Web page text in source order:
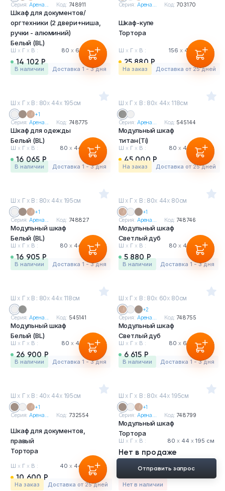
Серия:Арена... Код: 748911
Шкаф для документов/
оргтехники (2 двери+ниша,
ручки - алюминий)
Белый (BL)
Ш х Г х В : 80 х60 х80 см
14 102 Р
в наличии Доставка 1 - 3 дня
Серия: Арена... Код: 703170
Шкаф-купе
Тортора
Ш х Г х В : 156 х 40 х75 см
25 880 Р
На заказ Доставка от 25 дней
Ш х Г х В : 80х 44х 195см
+1
Серия:Арена... Код: 748775
Шкаф для одежды
Белый (BL)
Ш х Г х В : 80 х44 195 см
16 065 Р
в наличии Доставка 1 - 3 дня
Ш х Г х В : 80х 44х 118см
Серия: Арена... Код: 545144
Модульный шкаф
титан(Ti)
Ш х Г х В : 80 х 44 х118 см
45 000 Р
На заказ Доставка от 25 дней
Ш х Г х В : 80х 44х 195см
+1
Серия:Арена... Код: 748827
Модульный шкаф
Белый (BL)
Ш х Г х В : 80 х44 195 см
16 905 Р
в наличии Доставка 1 - 3 дня
Ш х Г х В : 80х 44х 80см
+1
Серия: Арена... Код: 748746
Модульный шкаф
Светлый дуб
Ш х Г х В : 80 х 44 х80 см
5 880 Р
в наличии Доставка 1 - 3 дня
Ш х Г х В : 80х 44х 118см
Серия:Арена... Код: 545141
Модульный шкаф
Белый (BL)
Ш х Г х В : 80 х44 х118 см
26 900 Р
в наличии Доставка 1 - 3 дня
Ш х Г х В : 80х 60х 80см
+2
Серия: Арена... Код: 748755
Модульный шкаф
Светлый дуб
Ш х Г х В : 80 х 60 х80 см
6 615 Р
в наличии Доставка 1 - 3 дня
Ш х Г х В : 40х 44х 195см
+1
Серия:Арена... Код: 732554
Шкаф для документов,
правый
Тортора
Ш х Г х В : 40 х44 195 см
10 600 Р
На заказ Доставка от 25 дней
Ш х Г х В : 80х 44х 195см
+1
Серия: Арена... Код: 748799
Модульный шкаф
Тортора
Ш х Г х В : 80 х 44 х 195 см
Нет в продаже
Нет в наличии
Отправить запрос